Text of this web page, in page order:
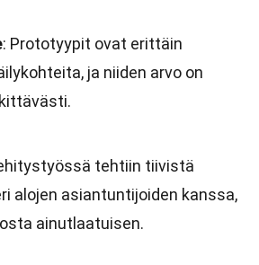
: Prototyypit ovat erittäin
ja niiden arvo on
tehtiin tiivistä
alojen asiantuntijoiden kanssa,
ainutlaatuisen.